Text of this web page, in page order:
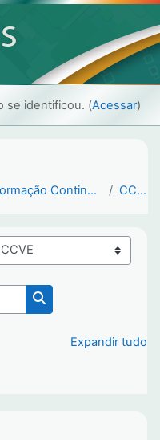
se identificou. (Acessar)
Formação Continuada CCVE
Buscar cursos
Expandir tudo